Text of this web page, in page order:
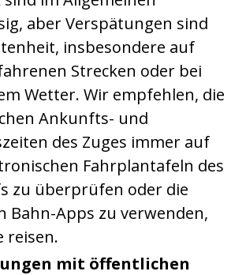
aber Verspätungen sind
insbesondere auf
Strecken oder bei
Wetter. Wir empfehlen, die
Ankunfts- und
des Zuges immer auf
Fahrplantafeln des
zu überprüfen oder die
Bahn-Apps zu verwenden,
reisen.
mit öffentlichen